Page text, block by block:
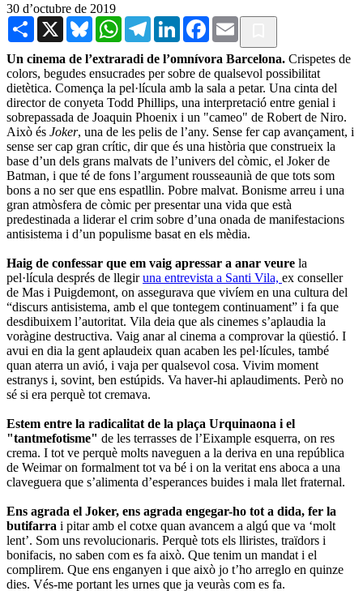
30 d’octubre de 2019
Share X BlueskyWhatsAppTelegramLinkedInFacebook
Email
Un cinema de l’extraradi de l’omnívora Barcelona. Crispetes de
colors, begudes ensucrades per sobre de qualsevol possibilitat
dietètica. Comença la pel·lícula amb la sala a petar. Una cinta del
director de conyeta Todd Phillips, una interpretació entre genial i
sobrepassada de Joaquin Phoenix i un "cameo" de Robert de Niro.
Això és Joker, una de les pelis de l’any. Sense fer cap avançament, i
sense ser cap gran crític, dir que és una història que construeix la
base d’un dels grans malvats de l’univers del còmic, el Joker de
Batman, i que té de fons l’argument rousseaunià de que tots som
bons a no ser que ens espatllin. Pobre malvat. Bonisme arreu i una
gran atmòsfera de còmic per presentar una vida que està
predestinada a liderar el crim sobre d’una onada de manifestacions
antisistema i d’un populisme basat en els mèdia.
Haig de confessar que em vaig apressar a anar veure la
pel·lícula després de llegiruna entrevista a Santi Vila, ex conseller
de Mas i Puigdemont, on assegurava que vivíem en una cultura del
“discurs antisistema, amb el que tontegem continuament” i fa que
desdibuixem l’autoritat. Vila deia que als cinemes s’aplaudia la
voràgine destructiva. Vaig anar al cinema a comprovar la qüestió. I
avui en dia la gent aplaudeix quan acaben les pel·lícules, també
quan aterra un avió, i vaja per qualsevol cosa. Vivim moment
estranys i, sovint, ben estúpids. Va haver-hi aplaudiments. Però no
sé si era perquè tot cremava.
Estem entre la radicalitat de la plaça Urquinaona i el
"tantmefotisme" de les terrasses de l’Eixample esquerra, on res
crema. I tot ve perquè molts naveguen a la deriva en una república
de Weimar on formalment tot va bé i on la veritat ens aboca a una
claveguera que s’alimenta d’esperances buides i mala llet fraternal.
Ens agrada el Joker, ens agrada engegar-ho tot a dida, fer la
butifarra i pitar amb el cotxe quan avancem a algú que va ‘molt
lent’. Som uns revolucionaris. Perquè tots els lliristes, traïdors i
bonifacis, no saben com es fa això. Que tenim un mandat i el
complirem. Que ens enganyen i que això jo t’ho arreglo en quinze
dies. Vés-me portant les urnes que ja veuràs com es fa.